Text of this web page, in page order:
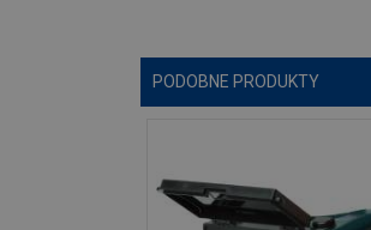
PODOBNE PRODUKTY